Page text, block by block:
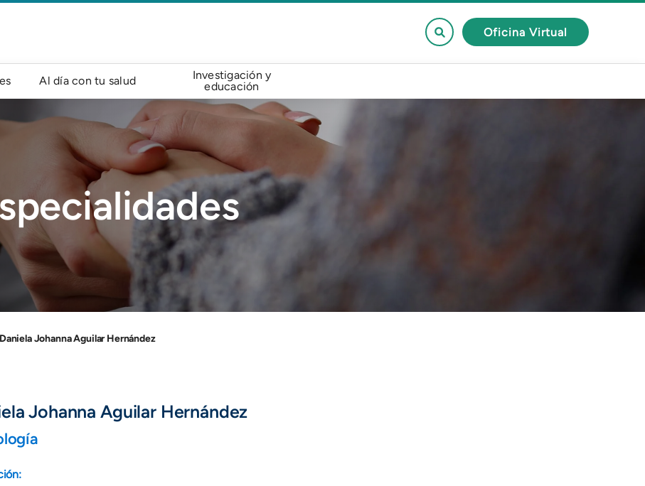
Oficina Virtual
Al día con tu salud
Investigación y
educación
Daniela Johanna Aguilar Hernández
Johanna Aguilar Hernández